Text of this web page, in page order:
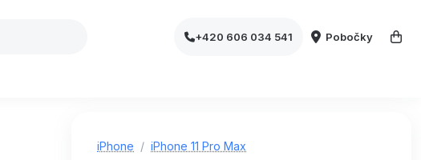
+420 606 034 541 Pobočky
iPhone iPhone 11 Pro Max